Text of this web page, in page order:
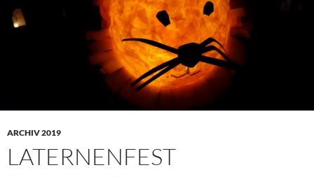
ARCHIV 2019
LATERNENFEST